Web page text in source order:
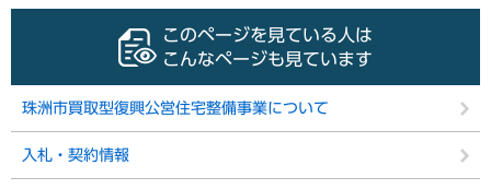
このページを見ている人は
こんなページも見ています
珠洲市買取型復興公営住宅整備事業について
入札・契約情報